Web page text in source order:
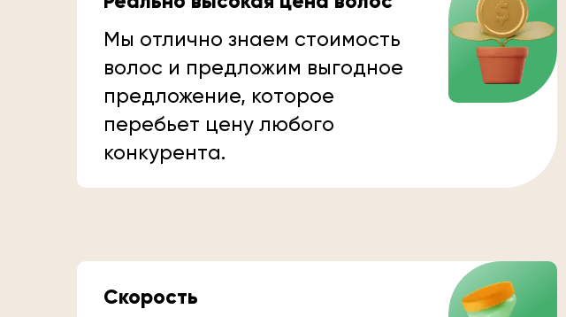
Мы отлично знаем стоимость
волос и предложим выгодное
предложение, которое
перебьет цену любого
конкурента.
Скорость